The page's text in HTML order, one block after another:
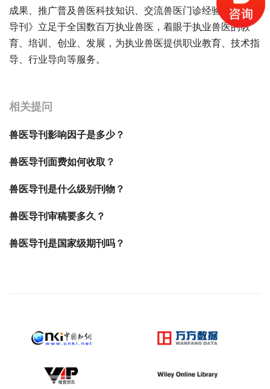
成果、推广普及兽医科技知识、交流兽医门诊经验。《兽医
导刊》立足于全国数百万执业兽医，着眼于执业兽医的教
育、培训、创业、发展，为执业兽医提供职业教育、技术指
导、行业导向等服务。
相关提问
兽医导刊影响因子是多少？
兽医导刊面费如何收取？
兽医导刊是什么级别刊物？
兽医导刊审稿要多久？
兽医导刊是国家级期刊吗？